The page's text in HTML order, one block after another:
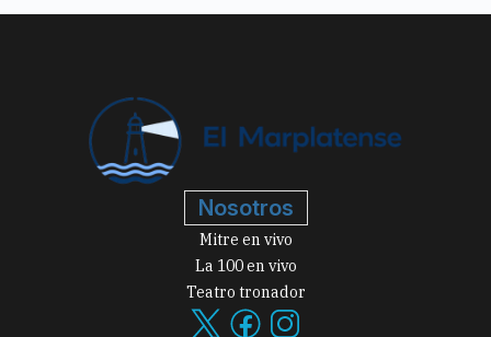
Nosotros
Mitre en vivo
La 100 en vivo
Teatro tronador